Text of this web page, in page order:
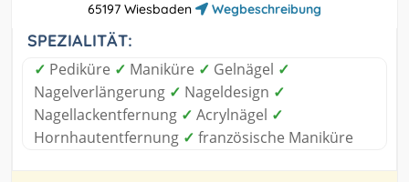
65197 Wiesbaden
Wegbeschreibung
SPEZIALITÄT:
✓ Pediküre ✓ Maniküre ✓ Gelnägel ✓
Nagelverlängerung ✓ Nageldesign ✓
Nagellackentfernung ✓ Acrylnägel ✓
Hornhautentfernung ✓ französische Maniküre